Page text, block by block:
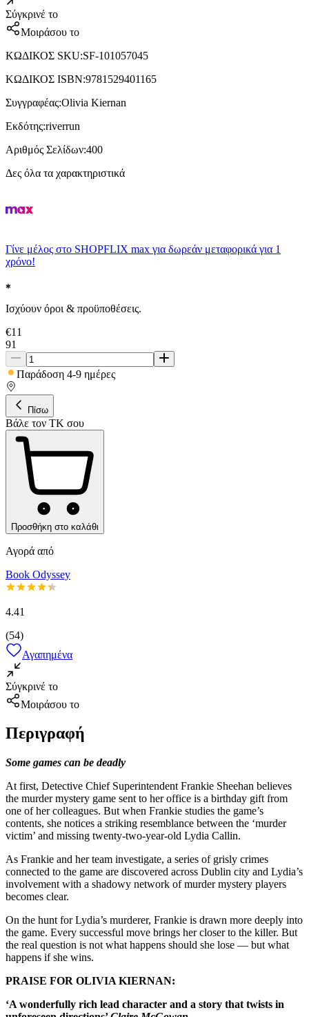
Σύγκρινέ το
Μοιράσου το
ΚΩΔΙΚΟΣ SKU:SF-101057045
ΚΩΔΙΚΟΣ ISBN:9781529401165
Συγγραφέας:Olivia Kiernan
Εκδότης:riverrun
Αριθμός Σελίδων:400
Δες όλα τα χαρακτηριστικά
Γίνε μέλος στο SHOPFLIX max για δωρεάν μεταφορικά για 1
χρόνο!
Ισχύουν όροι & προϋποθέσεις.
€11
91
Παράδοση 4-9 ημέρες
Πίσω
Βάλε τον ΤΚ σου
Προσθήκη στο καλάθι
Αγορά από
Book Odyssey
4.41
(54)
Αγαπημένα
Σύγκρινέ το
Μοιράσου το
Περιγραφή
Some games can be deadly
At first, Detective Chief Superintendent Frankie Sheehan believes
the murder mystery game sent to her office is a birthday gift from
one of her colleagues. But when Frankie studies the game’s
contents, she notices a striking resemblance between the ‘murder
victim’ and missing twenty-two-year-old Lydia Callin.
As Frankie and her team investigate, a series of grisly crimes
connected to the game are discovered across Dublin city and Lydia’s
involvement with a shadowy network of murder mystery players
becomes clear.
On the hunt for Lydia’s murderer, Frankie is drawn more deeply into
the game. Every successful move brings her closer to the killer. But
the real question is not what happens should she lose — but what
happens if she wins.
PRAISE FOR OLIVIA KIERNAN:
‘A wonderfully rich lead character and a story that twists in